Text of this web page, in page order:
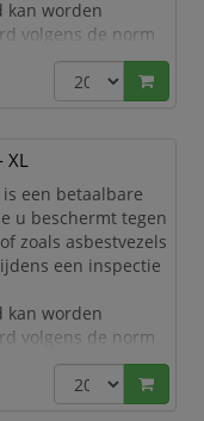
kan worden
volgens de norm
III, type 5/6
en de hele dag
tegen droge
chemische
Type 5/6)
XL
is een betaalbare
u beschermt tegen
zoals asbestvezels
een inspectie
kan worden
volgens de norm
III, type 5/6